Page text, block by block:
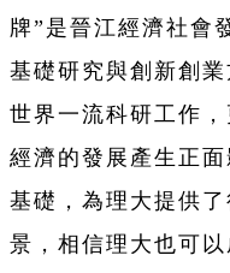
牌”是晉江經濟社會
基礎研究與創新創
世界一流科研工作
經濟的發展產生正
基礎，為理大提供
景，相信理大也可